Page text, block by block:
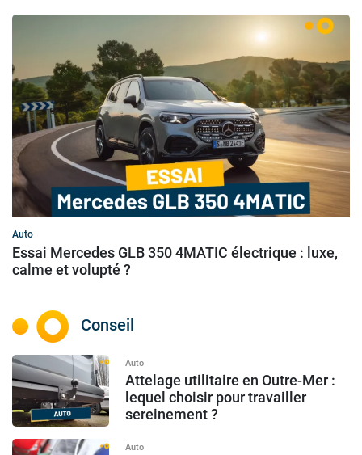
Auto
Essai Mercedes GLB 350 4MATIC électrique : luxe,
calme et volupté ?
Conseil
Auto
Attelage utilitaire en Outre-Mer :
lequel choisir pour travailler
sereinement ?
Auto